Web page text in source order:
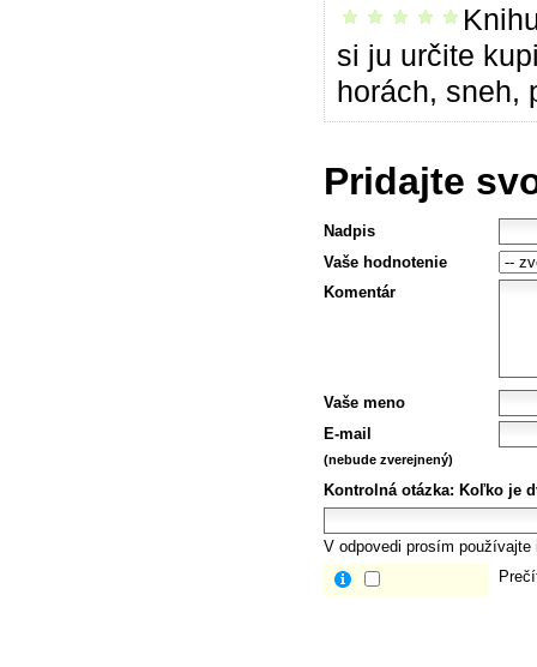
vrelo odporúčam
si ju určite
horách, sneh,
Pridajte
Nadpis
Vaše hodnotenie
Komentár
Vaše meno
E-mail
(nebude zverejnený)
Kontrolná otázka: Koľko je
V odpovedi prosím